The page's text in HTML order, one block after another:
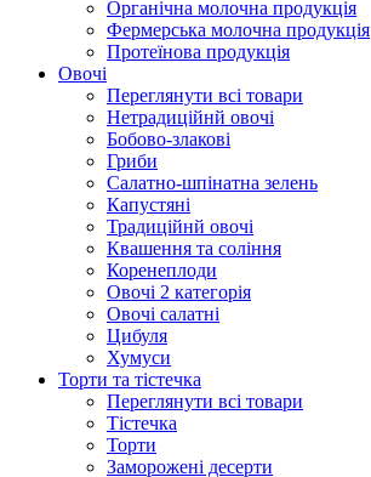
Органічна молочна продукція
Фермерська молочна продукція
Протеїнова продукція
Овочі
Переглянути всі товари
Нетрадиційнй овочі
Бобово-злакові
Гриби
Салатно-шпінатна зелень
Капустяні
Традиційнй овочі
Квашення та соління
Корeнеплоди
Овочі 2 категорія
Овочі салатні
Цибуля
Хумуси
Торти та тістечка
Переглянути всі товари
Тістечка
Торти
Заморожені десерти